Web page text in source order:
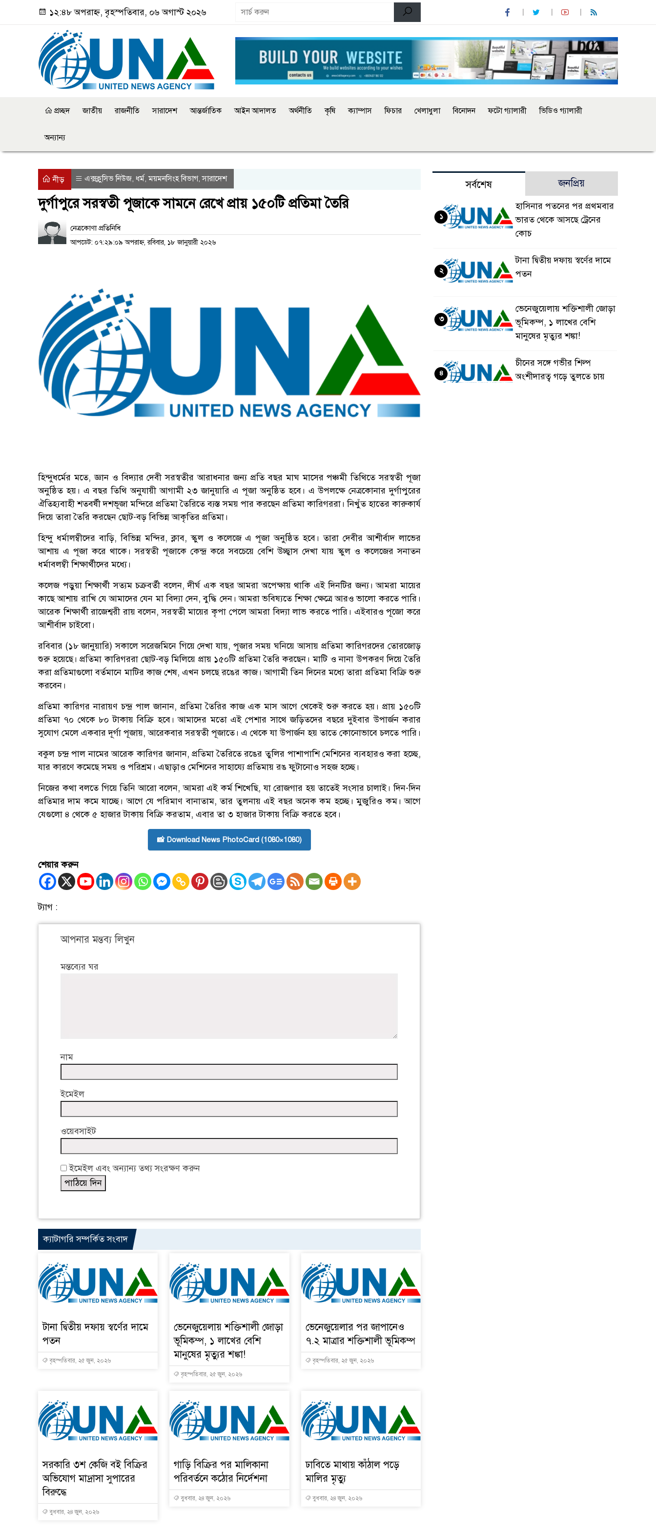
১২:৪৮ অপরাহ্ন, বৃহস্পতিবার, ০৬ অগাস্ট ২০২৬
প্রচ্ছদ জাতীয় রাজনীতি সারাদেশ আন্তর্জাতিক আইন আদালত অর্থনীতি কৃষি ক্যাম্পাস ফিচার খেলাধুলা বিনোদন ফটো গ্যালারী ভিডিও গ্যালারী
অন্যান্য
নীড় এক্সক্লুসিভ নিউজ ধর্ম ,ময়মনসিংহ বিভাগ,সারাদেশ
দুর্গাপুরে সরস্বতী পূজাকে সামনে রেখে প্রায় ১৫০টি প্রতিমা তৈরি
নেত্রকোণা প্রতিনিধি
আপডেট: ০৭:২৯:০৯ অপরাহ্ন, রবিবার, ১৮ জানুয়ারী ২০২৬
হিন্দুধর্মের মতে, জ্ঞান ও বিদ্যার দেবী সরস্বতীর আরাধনার জন্য প্রতি বছর মাঘ মাসের পঞ্চমী তিথিতে সরস্বতী পূজা
অনুষ্ঠিত হয়। এ বছর তিথি অনুযায়ী আগামী ২৩ জানুয়ারি এ পূজা অনুষ্ঠিত হবে। এ উপলক্ষে নেত্রকোনার দুর্গাপুরের
ঐতিহ্যবাহী শতবর্ষী দশভূজা মন্দিরে প্রতিমা তৈরিতে ব্যস্ত সময় পার করছেন প্রতিমা কারিগররা। নিখুঁত হাতের কারুকার্য
দিয়ে তারা তৈরি করছেন ছোট-বড় বিভিন্ন আকৃতির প্রতিমা।
হিন্দু ধর্মালম্বীদের বাড়ি, বিভিন্ন মন্দির, ক্লাব, স্কুল ও কলেজে এ পূজা অনুষ্ঠিত হবে। তারা দেবীর আশীর্বাদ লাভের
আশায় এ পূজা করে থাকে। সরস্বতী পূজাকে কেন্দ্র করে সবচেয়ে বেশি উচ্ছ্বাস দেখা যায় স্কুল ও কলেজের সনাতন
ধর্মাবলম্বী শিক্ষার্থীদের মধ্যে।
কলেজ পড়ুয়া শিক্ষার্থী সত্যম চক্রবর্তী বলেন, দীর্ঘ এক বছর আমরা অপেক্ষায় থাকি এই দিনটির জন্য। আমরা মায়ের
কাছে আশায় রাখি যে আমাদের যেন মা বিদ্যা দেন, বুদ্ধি দেন। আমরা ভবিষ্যতে শিক্ষা ক্ষেত্রে আরও ভালো করতে পারি।
আরেক শিক্ষার্থী রাজেশ্বরী রায় বলেন, সরস্বতী মায়ের কৃপা পেলে আমরা বিদ্যা লাভ করতে পারি। এইবারও পূজো করে
আশীর্বাদ চাইবো।
রবিবার (১৮ জানুয়ারি) সকালে সরেজমিনে গিয়ে দেখা যায়, পূজার সময় ঘনিয়ে আসায় প্রতিমা কারিগরদের তোরজোড়
শুরু হয়েছে। প্রতিমা কারিগররা ছোট-বড় মিলিয়ে প্রায় ১৫০টি প্রতিমা তৈরি করছেন। মাটি ও নানা উপকরণ দিয়ে তৈরি
করা প্রতিমাগুলো বর্তমানে মাটির কাজ শেষ, এখন চলছে রঙের কাজ। আগামী তিন দিনের মধ্যে তারা প্রতিমা বিক্রি শুরু
করবেন।
প্রতিমা কারিগর নারায়ণ চন্দ্র পাল জানান, প্রতিমা তৈরির কাজ এক মাস আগে থেকেই শুরু করতে হয়। প্রায় ১৫০টি
প্রতিমা ৭০ থেকে ৮০ টাকায় বিক্রি হবে। আমাদের মতো এই পেশার সাথে জড়িতদের বছরে দুইবার উপার্জন করার
সুযোগ মেলে একবার দূর্গা পূজায়, আরেকবার সরস্বতী পূজাতে। এ থেকে যা উপার্জন হয় তাতে কোনোভাবে চলতে পারি।
বকুল চন্দ্র পাল নামের আরেক কারিগর জানান, প্রতিমা তৈরিতে রঙের তুলির পাশাপাশি মেশিনের ব্যবহারও করা হচ্ছে,
যার কারণে কমেছে সময় ও পরিশ্রম। এছাড়াও মেশিনের সাহায্যে প্রতিমায় রঙ ফুটানোও সহজ হচ্ছে।
নিজের কথা বলতে গিয়ে তিনি আরো বলেন, আমরা এই কর্ম শিখেছি, যা রোজগার হয় তাতেই সংসার চালাই। দিন-দিন
প্রতিমার দাম কমে যাচ্ছে। আগে যে পরিমাণ বানাতাম, তার তুলনায় এই বছর অনেক কম হচ্ছে। মুজুরিও কম। আগে
যেগুলো ৪ থেকে ৫ হাজার টাকায় বিক্রি করতাম, এবার তা ৩ হাজার টাকায় বিক্রি করতে হবে।
📸 Download News PhotoCard (1080×1080)
শেয়ার করুন
ট্যাগ :
আপনার মন্তব্য লিখুন
মন্তব্যের ঘর
নাম
ইমেইল
ওয়েবসাইট
ইমেইল এবং অন্যান্য তথ্য সংরক্ষণ করুন
ক্যাটাগরি সম্পর্কিত সংবাদ
টানা দ্বিতীয় দফায় স্বর্ণের দামে
পতন
বৃহস্পতিবার, ২৫ জুন, ২০২৬
ভেনেজুয়েলায় শক্তিশালী জোড়া
ভূমিকম্প, ১ লাখের বেশি
মানুষের মৃত্যুর শঙ্কা!
বৃহস্পতিবার, ২৫ জুন, ২০২৬
ভেনেজুয়েলার পর জাপানেও
৭.২ মাত্রার শক্তিশালী ভূমিকম্প
বৃহস্পতিবার, ২৫ জুন, ২০২৬
সরকারি ৩শ কেজি বই বিক্রির
অভিযোগ মাদ্রাসা সুপারের
বিরুদ্ধে
বুধবার, ২৪ জুন, ২০২৬
গাড়ি বিক্রির পর মালিকানা
পরিবর্তনে কঠোর নির্দেশনা
বুধবার, ২৪ জুন, ২০২৬
ঢাবিতে মাথায় কাঁঠাল পড়ে
মালির মৃত্যু
বুধবার, ২৪ জুন, ২০২৬
সর্বশেষ জনপ্রিয়
হাসিনার পতনের পর প্রথমবার
ভারত থেকে আসছে ট্রেনের
কোচ
১
টানা দ্বিতীয় দফায় স্বর্ণের দামে
পতন
২
ভেনেজুয়েলায় শক্তিশালী জোড়া
ভূমিকম্প, ১ লাখের বেশি
মানুষের মৃত্যুর শঙ্কা!
৩
চীনের সঙ্গে গভীর শিল্প
অংশীদারত্ব গড়ে তুলতে চায়
৪